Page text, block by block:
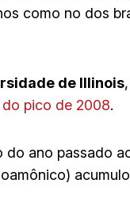
como no dos
de Illinois
pico de 2008.
ano passado